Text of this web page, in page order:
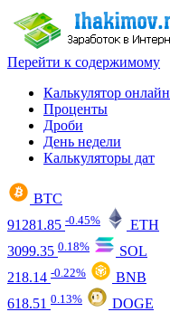
Перейти к содержимому
Калькулятор онлайн
Проценты
Дроби
День недели
Калькуляторы дат
BTC
91281.85 -0.45%
ETH
3099.35 0.18%
SOL
218.14 -0.22%
BNB
618.51 0.13%
DOGE